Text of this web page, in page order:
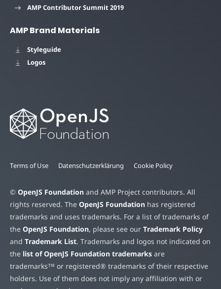
AMP Contributor Summit 2019
AMP Brand Materials
Styleguide
Logos
Terms of Use Datenschutzerklärung Cookie Policy
© OpenJS Foundation and AMP Project contributors. All
rights reserved. The OpenJS Foundation has registered
trademarks and uses trademarks. For a list of trademarks of
the OpenJS Foundation, please see our Trademark Policy
and Trademark List. Trademarks and logos not indicated on
the list of OpenJS Foundation trademarks are
trademarks™ or registered® trademarks of their respective
holders. Use of them does not imply any affiliation with or